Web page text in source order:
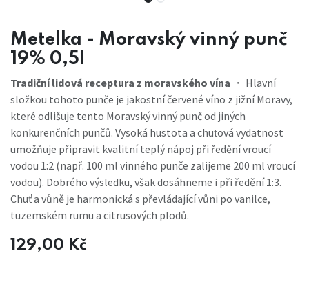
Metelka - Moravský vinný punč
19% 0,5l
Tradiční lidová receptura z moravského vína ・ Hlavní
složkou tohoto punče je jakostní červené víno z jižní Moravy,
které odlišuje tento Moravský vinný punč od jiných
konkurenčních punčů. Vysoká hustota a chuťová vydatnost
umožňuje připravit kvalitní teplý nápoj při ředění vroucí
vodou 1:2 (např. 100 ml vinného punče zalijeme 200 ml vroucí
vodou). Dobrého výsledku, však dosáhneme i při ředění 1:3.
Chuť a vůně je harmonická s převládající vůni po vanilce,
tuzemském rumu a citrusových plodů.
129,00 Kč